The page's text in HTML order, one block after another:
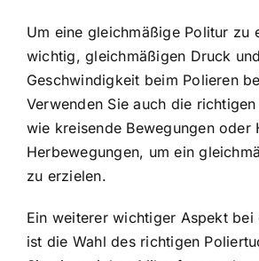
Um eine gleichmäßige Politur zu
wichtig, gleichmäßigen Druck und
Geschwindigkeit beim Polieren
Verwenden Sie auch die
wie kreisende Bewegungen oder
Herbewegungen, um ein
zu erzielen.
Ein weiterer wichtiger Aspekt
ist die Wahl des richtigen